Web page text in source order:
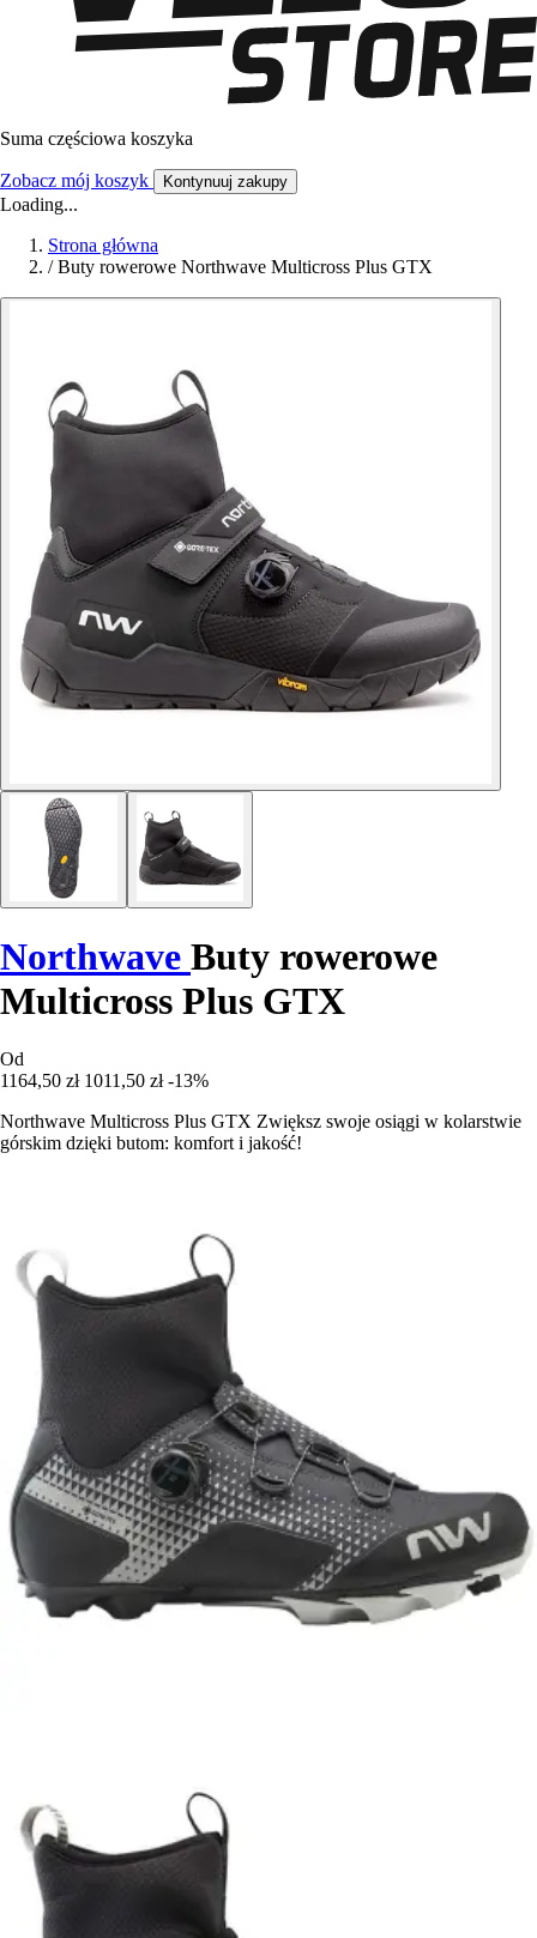
Suma częściowa koszyka
Zobacz mój koszyk Kontynuuj zakupy
Loading...
Strona główna
/ Buty rowerowe Northwave Multicross Plus GTX
Northwave Buty rowerowe
Multicross Plus GTX
Od
1164,50 zł 1011,50 zł -13%
Northwave Multicross Plus GTX Zwiększ swoje osiągi w kolarstwie
górskim dzięki butom: komfort i jakość!